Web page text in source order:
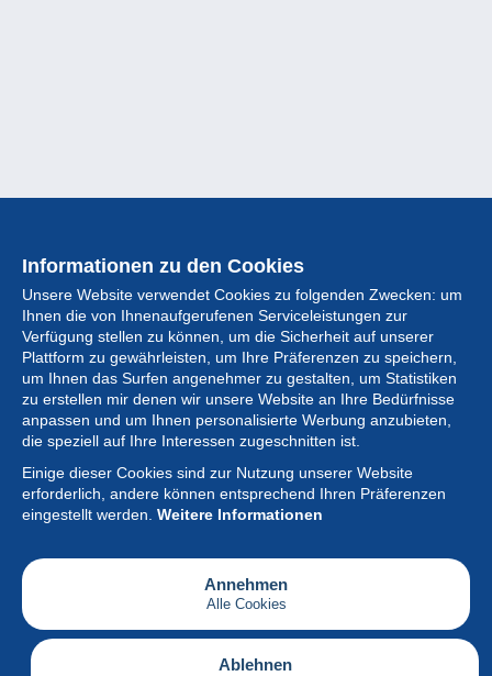
Informationen zu den Cookies
Unsere Website verwendet Cookies zu folgenden Zwecken: um
Ihnen die von Ihnenaufgerufenen Serviceleistungen zur
Verfügung stellen zu können, um die Sicherheit auf unserer
Plattform zu gewährleisten, um Ihre Präferenzen zu speichern,
um Ihnen das Surfen angenehmer zu gestalten, um Statistiken
zu erstellen mir denen wir unsere Website an Ihre Bedürfnisse
anpassen und um Ihnen personalisierte Werbung anzubieten,
die speziell auf Ihre Interessen zugeschnitten ist.
Einige dieser Cookies sind zur Nutzung unserer Website
erforderlich, andere können entsprechend Ihren Präferenzen
eingestellt werden. Weitere Informationen
Annehmen
Alle Cookies
Ablehnen
Sammlung
Neuigkeiten
Artikel
Gesellschaft
Serviceleistungen
Schreiben